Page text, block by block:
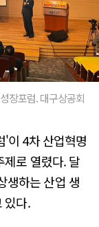
장포럼. 대구상공회
'이 4차 산업혁명
제로 열렸다. 달
생하는 산업 생
있다.